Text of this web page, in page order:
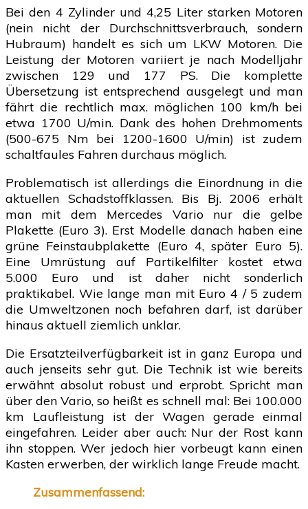
Bei den 4 Zylinder und 4,25 Liter starken Motoren
(nein nicht der Durchschnittsverbrauch, sondern
Hubraum) handelt es sich um LKW Motoren. Die
Leistung der Motoren variiert je nach Modelljahr
zwischen 129 und 177 PS. Die komplette
Übersetzung ist entsprechend ausgelegt und man
fährt die rechtlich max. möglichen 100 km/h bei
etwa 1700 U/min. Dank des hohen Drehmoments
(500-675 Nm bei 1200-1600 U/min) ist zudem
schaltfaules Fahren durchaus möglich.
Problematisch ist allerdings die Einordnung in die
aktuellen Schadstoffklassen. Bis Bj. 2006 erhält
man mit dem Mercedes Vario nur die gelbe
Plakette (Euro 3). Erst Modelle danach haben eine
grüne Feinstaubplakette (Euro 4, später Euro 5).
Eine Umrüstung auf Partikelfilter kostet etwa
5.000 Euro und ist daher nicht sonderlich
praktikabel. Wie lange man mit Euro 4 / 5 zudem
die Umweltzonen noch befahren darf, ist darüber
hinaus aktuell ziemlich unklar.
Die Ersatzteilverfügbarkeit ist in ganz Europa und
auch jenseits sehr gut. Die Technik ist wie bereits
erwähnt absolut robust und erprobt. Spricht man
über den Vario, so heißt es schnell mal: Bei 100.000
km Laufleistung ist der Wagen gerade einmal
eingefahren. Leider aber auch: Nur der Rost kann
ihn stoppen. Wer jedoch hier vorbeugt kann einen
Kasten erwerben, der wirklich lange Freude macht.
Zusammenfassend: